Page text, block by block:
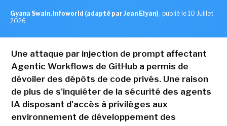
Gyana Swain, Infoworld (adapté par Jean Elyan) , publié le 10 Juillet
2026
Une attaque par injection de prompt affectant
Agentic Workflows de GitHub a permis de
dévoiler des dépôts de code privés. Une raison
de plus de s'inquiéter de la sécurité des agents
IA disposant d'accès à privilèges aux
environnement de développement des